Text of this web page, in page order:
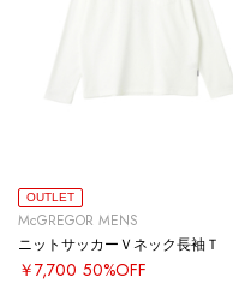
OUTLET
McGREGOR MENS
ニットサッカーＶネック長袖Ｔ
￥7,700 50%OFF